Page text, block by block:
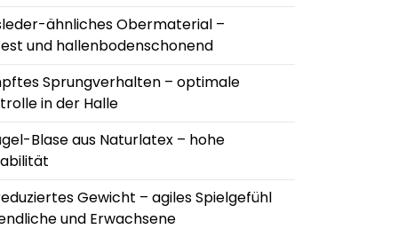
ähnliches Obermaterial –
und hallenbodenschonend
Sprungverhalten – optimale
in der Halle
Blase aus Naturlatex – hohe
Gewicht – agiles Spielgefühl
und Erwachsene